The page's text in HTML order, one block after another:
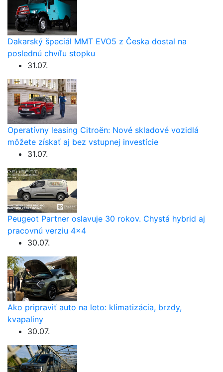
Dakarský špeciál MMT EVO5 z Česka dostal na
poslednú chvíľu stopku
31.07.
Operatívny leasing Citroën: Nové skladové vozidlá
môžete získať aj bez vstupnej investície
31.07.
Peugeot Partner oslavuje 30 rokov. Chystá hybrid aj
pracovnú verziu 4×4
30.07.
Ako pripraviť auto na leto: klimatizácia, brzdy,
kvapaliny
30.07.